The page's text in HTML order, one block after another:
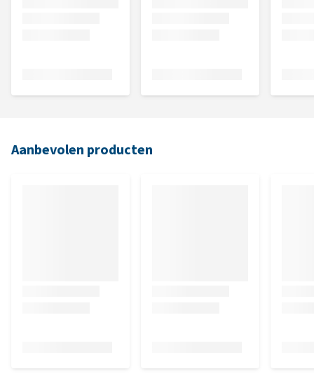
Aanbevolen producten